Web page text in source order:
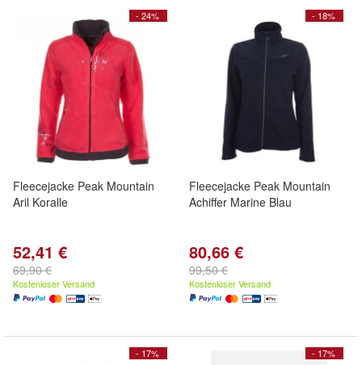
- 24%
Fleecejacke Peak Mountain
Aril Koralle
52,41 €
69,90 €
Kostenloser Versand
- 18%
Fleecejacke Peak Mountain
Achiffer Marine Blau
80,66 €
99,50 €
Kostenloser Versand
- 17% - 17%